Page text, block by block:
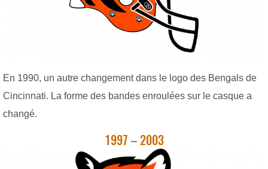
En 1990, un autre changement dans le logo des Bengals de
Cincinnati. La forme des bandes enroulées sur le casque a
changé.
1997 – 2003